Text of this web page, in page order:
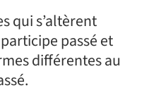
qui s’altèrent
passé et
différentes au